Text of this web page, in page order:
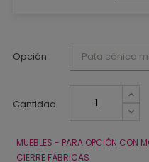
Opción
Cantidad
MUEBLES - PARA OPCIÓN CON
CIERRE FÁBRICAS